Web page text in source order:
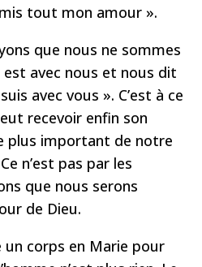
tout mon amour ».
que nous ne sommes
avec nous et nous dit
avec vous ». C’est à ce
recevoir enfin son
plus important de notre
n’est pas par les
que nous serons
de Dieu.
un corps en Marie pour